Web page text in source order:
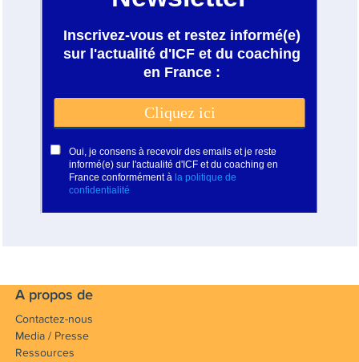
A propos de
Contactez-nous
Media / Presse
Ressources